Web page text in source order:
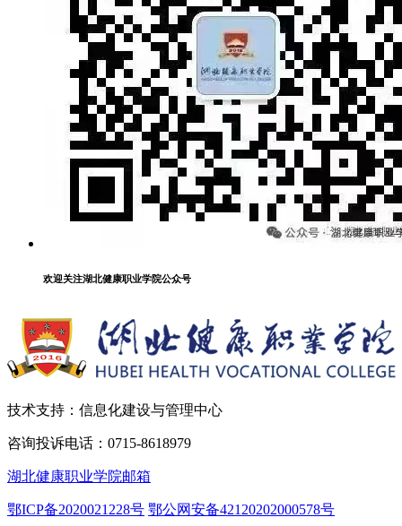
欢迎关注湖北健康职业学院公众号
技术支持：信息化建设与管理中心
咨询投诉电话：0715-8618979
湖北健康职业学院邮箱
鄂ICP备2020021228号 鄂公网安备42120202000578号